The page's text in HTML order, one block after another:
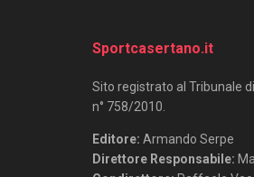
Sportcasertano.it
Sito registrato al Tribunale
n° 758/2010.
Editore: Armando Serpe
Direttore Responsabile: